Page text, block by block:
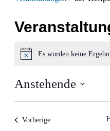
Hinweis
Es wurden keine
Anstehende
VorherigeVeranstaltungen